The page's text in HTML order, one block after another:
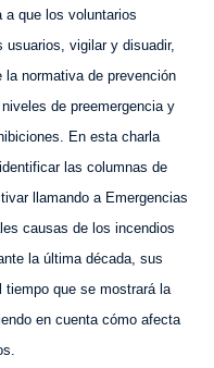
a que los voluntarios
usuarios, vigilar y disuadir,
normativa de prevención
de preemergencia y
En esta charla
las columnas de
llamando a Emergencias
causas de los incendios
la última década, sus
que se mostrará la
en cuenta cómo afecta